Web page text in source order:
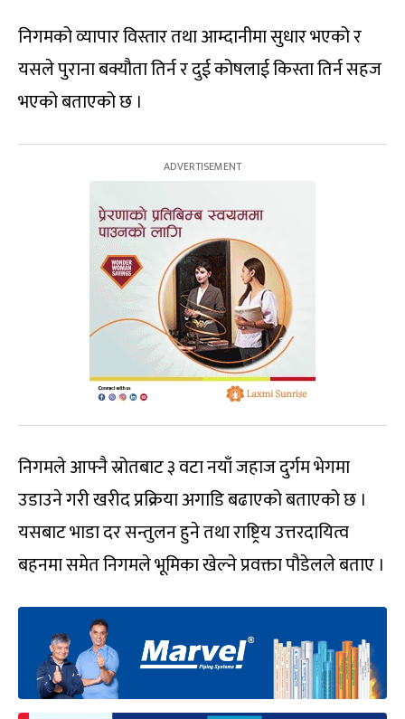
निगमको व्यापार विस्तार तथा आम्दानीमा सुधार भएको र
यसले पुराना बक्यौता तिर्न र दुई कोषलाई किस्ता तिर्न सहज
भएको बताएको छ ।
निगमले आफ्नै स्रोतबाट ३ वटा नयाँ जहाज दुर्गम भेगमा
उडाउने गरी खरीद प्रक्रिया अगाडि बढाएको बताएको छ ।
यसबाट भाडा दर सन्तुलन हुने तथा राष्ट्रिय उत्तरदायित्व
बहनमा समेत निगमले भूमिका खेल्ने प्रवक्ता पौडेलले बताए ।